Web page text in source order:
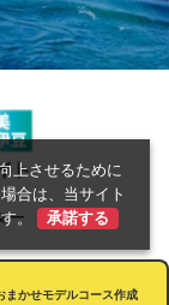
上させるために
合は、当サイト
。
承諾する
まかせモデルコース作成
ー